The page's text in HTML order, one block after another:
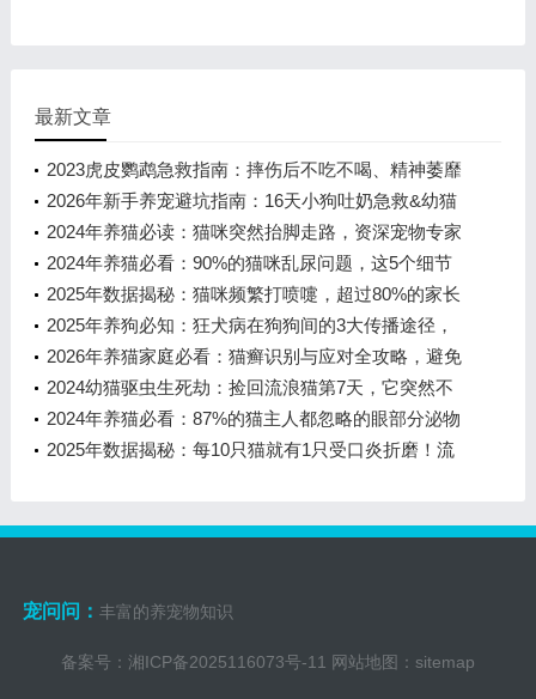
最新文章
2023虎皮鹦鹉急救指南：摔伤后不吃不喝、精神萎靡
怎么办？
2026年新手养宠避坑指南：16天小狗吐奶急救&幼猫
喂奶全解析
2024年养猫必读：猫咪突然抬脚走路，资深宠物专家
详解3步判断与5大高频问题
2024年养猫必看：90%的猫咪乱尿问题，这5个细节
就能解决！
2025年数据揭秘：猫咪频繁打喷嚏，超过80%的家长
都忽略了这3个隐患
2025年养狗必知：狂犬病在狗狗间的3大传播途径，
第2种最易被忽视
2026年养猫家庭必看：猫癣识别与应对全攻略，避免
全家感染
2024幼猫驱虫生死劫：捡回流浪猫第7天，它突然不
吃不喝了
2024年养猫必看：87%的猫主人都忽略的眼部分泌物
真相，这样做少花5000元冤枉钱
2025年数据揭秘：每10只猫就有1只受口炎折磨！流
宠问问： 丰富的养宠物知识
备案号： 湘ICP备2025116073号-11 网站地图： sitemap